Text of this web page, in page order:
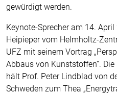
gewürdigt werden.
Keynote-Sprecher am 14.
Heipieper vom Helmholtz-
UFZ mit seinem Vortrag
Abbaus von Kunststoffen“.
hält Prof. Peter Lindblad von
Schweden zum Thea